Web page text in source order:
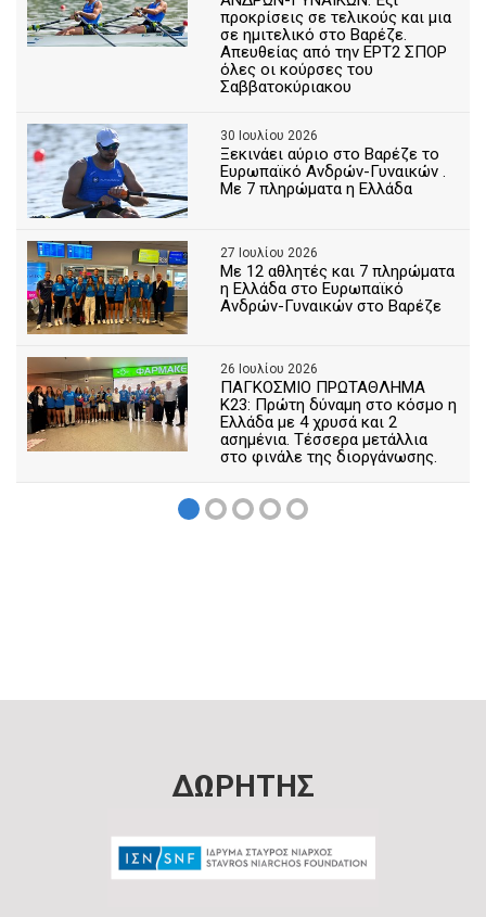
προκρίσεις σε τελικούς και μια
σε ημιτελικό στο Βαρέζε.
Απευθείας από την ΕΡΤ2 ΣΠΟΡ
όλες οι κούρσες του
Σαββατοκύριακου
30 Ιουλίου 2026
Ξεκινάει αύριο στο Βαρέζε το
Ευρωπαϊκό Ανδρών-Γυναικών .
Με 7 πληρώματα η Ελλάδα
27 Ιουλίου 2026
Με 12 αθλητές και 7 πληρώματα
η Ελλάδα στο Ευρωπαϊκό
Ανδρών-Γυναικών στο Βαρέζε
26 Ιουλίου 2026
ΠΑΓΚΟΣΜΙΟ ΠΡΩΤΑΘΛΗΜΑ
Κ23: Πρώτη δύναμη στο κόσμο η
Ελλάδα με 4 χρυσά και 2
ασημένια. Τέσσερα μετάλλια
στο φινάλε της διοργάνωσης.
ΔΩΡΗΤΗΣ